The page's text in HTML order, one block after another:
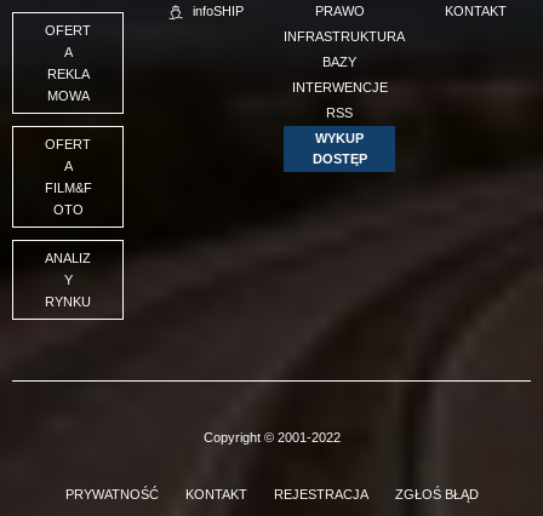
OFERT
A
REKLA
MOWA
OFERT
A
FILM&F
OTO
ANALIZ
Y
RYNKU
infoSHIP
PRAWO
INFRASTRUKTURA
BAZY
INTERWENCJE
RSS
WYKUP
DOSTĘP
KONTAKT
Copyright © 2001-2022
PRYWATNOŚĆ KONTAKT REJESTRACJA ZGŁOŚ BŁĄD